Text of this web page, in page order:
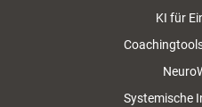
KI für
Systemische